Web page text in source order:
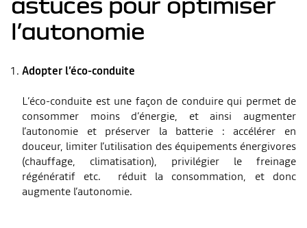
l’autonomie
Adopter l’éco-conduite
L’éco-conduite est une façon de conduire qui permet de
consommer moins d’énergie, et ainsi augmenter
l’autonomie et préserver la batterie : accélérer en
douceur, limiter l’utilisation des équipements énergivores
(chauffage, climatisation), privilégier le freinage
régénératif etc. réduit la consommation, et donc
augmente l’autonomie.